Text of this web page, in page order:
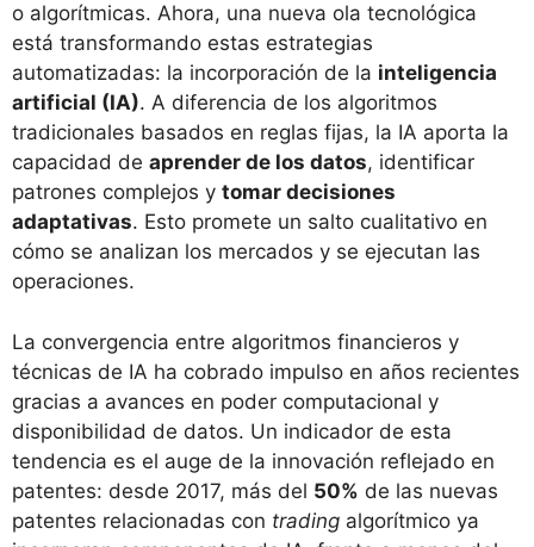
o algorítmicas​. Ahora, una nueva ola tecnológica
está transformando estas estrategias
automatizadas: la incorporación de la inteligencia
artificial (IA). A diferencia de los algoritmos
tradicionales basados en reglas fijas, la IA aporta la
capacidad de aprender de los datos, identificar
patrones complejos y tomar decisiones
adaptativas. Esto promete un salto cualitativo en
cómo se analizan los mercados y se ejecutan las
operaciones.
La convergencia entre algoritmos financieros y
técnicas de IA ha cobrado impulso en años recientes
gracias a avances en poder computacional y
disponibilidad de datos. Un indicador de esta
tendencia es el auge de la innovación reflejado en
patentes: desde 2017, más del 50% de las nuevas
patentes relacionadas con trading algorítmico ya